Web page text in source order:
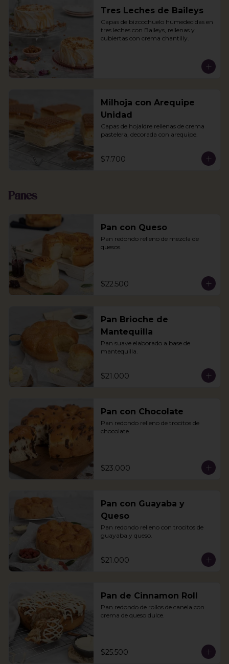
Tres Leches de Baileys
Capas de bizcochuelo humedecidas en
tres leches con Baileys, rellenas y
cubiertas con crema chantilly.
Milhoja con Arequipe
Unidad
Capas de hojaldre rellenas de crema
pastelera, decorada con arequipe.
$7.700
Panes
Pan con Queso
Pan redondo relleno de mezcla de
quesos.
$22.500
Pan Brioche de
Mantequilla
Pan suave elaborado a base de
mantequilla.
$21.000
Pan con Chocolate
Pan redondo relleno de trocitos de
chocolate.
$23.000
Pan con Guayaba y
Queso
Pan redondo relleno con trocitos de
guayaba y queso.
$21.000
Pan de Cinnamon Roll
Pan redondo de rollos de canela con
crema de queso dulce.
$25.500